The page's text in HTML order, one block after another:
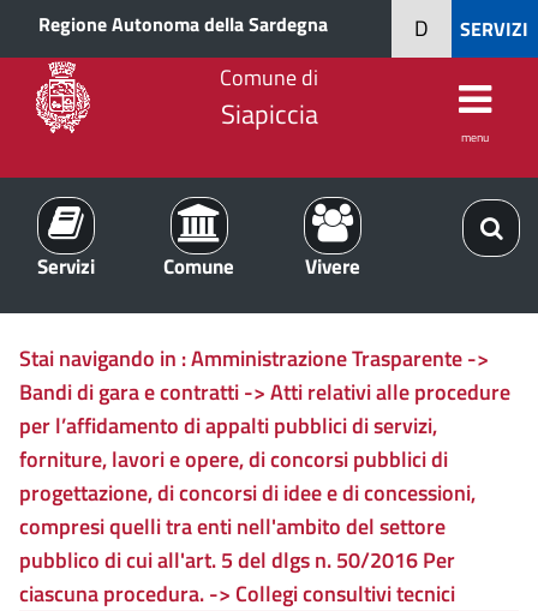
Regione Autonoma della Sardegna SERVIZI
D
Comune di
Siapiccia
menu
Servizi Comune Vivere
Stai navigando in :Amministrazione Trasparente ->
Bandi di gara e contratti -> Atti relativi alle procedure
per l’affidamento di appalti pubblici di servizi,
forniture, lavori e opere, di concorsi pubblici di
progettazione, di concorsi di idee e di concessioni,
compresi quelli tra enti nell'ambito del settore
pubblico di cui all'art. 5 del dlgs n. 50/2016 Per
ciascuna procedura. -> Collegi consultivi tecnici